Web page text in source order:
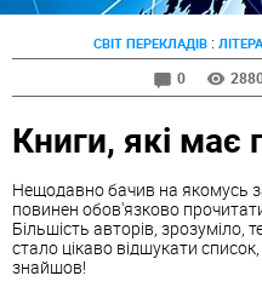
СВІТ ПЕРЕКЛАДІВ :
0
Книги, які
Нещодавно бачив на якомусь
повинен обов'язково
Більшість авторів, зрозуміло,
стало цікаво відшукати
знайшов!